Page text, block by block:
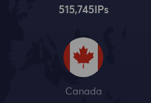
515,745IPs
Canada